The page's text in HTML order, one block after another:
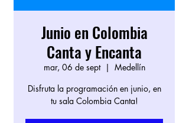
Junio en Colombia
Canta y Encanta
mar, 06 de sept
  |
Medellín
Disfruta la programación en junio, en
tu sala Colombia Canta!